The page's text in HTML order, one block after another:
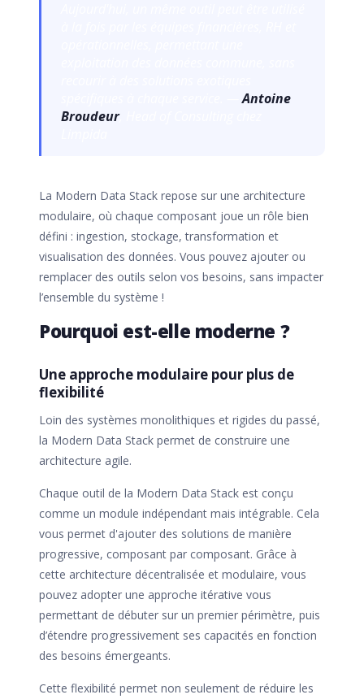
spécifiques à chaque service. —Antoine
Broudeur, Head of Consulting chez
La Modern Data Stack repose sur une architecture
modulaire, où chaque composant joue un rôle bien
défini : ingestion, stockage, transformation et
visualisation des données. Vous pouvez ajouter ou
remplacer des outils selon vos besoins, sans impacter
l’ensemble du système !
Pourquoi est-elle moderne ?
Une approche modulaire pour plus de
flexibilité
Loin des systèmes monolithiques et rigides du passé,
la Modern Data Stack permet de construire une
architecture agile.
Chaque outil de la Modern Data Stack est conçu
comme un module indépendant mais intégrable. Cela
vous permet d'ajouter des solutions de manière
progressive, composant par composant. Grâce à
cette architecture décentralisée et modulaire, vous
pouvez adopter une approche itérative vous
permettant de débuter sur un premier périmètre, puis
d’étendre progressivement ses capacités en fonction
des besoins émergeants.
Cette flexibilité permet non seulement de réduire les